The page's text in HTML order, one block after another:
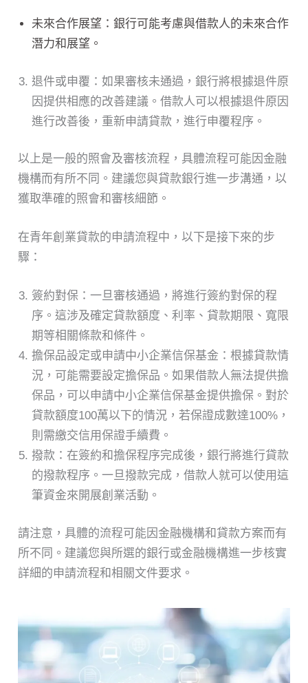
未來合作展望：銀行可能考慮與借款人的未來合作
潛力和展望。
退件或申覆：如果審核未通過，銀行將根據退件原
因提供相應的改善建議。借款人可以根據退件原因
進行改善後，重新申請貸款，進行申覆程序。
以上是一般的照會及審核流程，具體流程可能因金融
機構而有所不同。建議您與貸款銀行進一步溝通，以
獲取準確的照會和審核細節。
在青年創業貸款的申請流程中，以下是接下來的步
驟：
簽約對保：一旦審核通過，將進行簽約對保的程
序。這涉及確定貸款額度、利率、貸款期限、寬限
期等相關條款和條件。
擔保品設定或申請中小企業信保基金：根據貸款情
況，可能需要設定擔保品。如果借款人無法提供擔
保品，可以申請中小企業信保基金提供擔保。對於
貸款額度100萬以下的情況，若保證成數達100%，
則需繳交信用保證手續費。
撥款：在簽約和擔保程序完成後，銀行將進行貸款
的撥款程序。一旦撥款完成，借款人就可以使用這
筆資金來開展創業活動。
請注意，具體的流程可能因金融機構和貸款方案而有
所不同。建議您與所選的銀行或金融機構進一步核實
詳細的申請流程和相關文件要求。